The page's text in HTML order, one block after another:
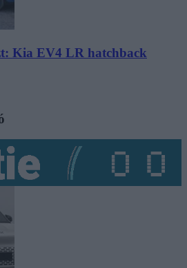
Kia EV4 LR hatchback